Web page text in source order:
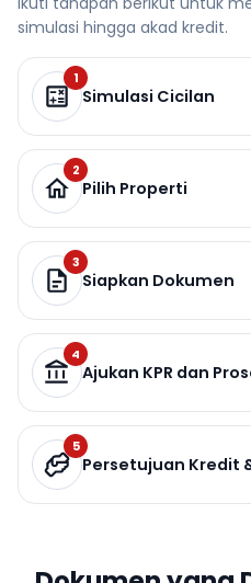
simulasi hingga akad kredit.
1
Simulasi Cicilan
2
Pilih Properti
3
Siapkan Dokumen
4
Ajukan KPR dan
5
Persetujuan Kredit